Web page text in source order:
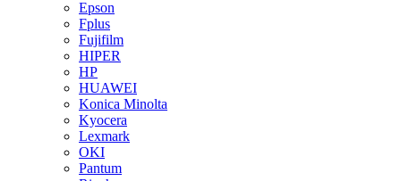
Epson
Fplus
Fujifilm
HIPER
HP
HUAWEI
Konica Minolta
Kyocera
Lexmark
OKI
Pantum